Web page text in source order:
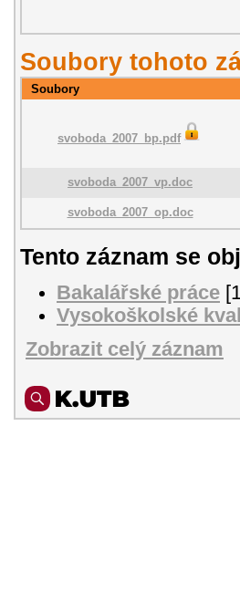
Soubory tohoto
Soubory
svoboda_2007_bp.pdf
svoboda_2007_vp.doc
svoboda_2007_op.doc
Tento záznam se
Bakalářské práce
Vysokoškolské
Zobrazit celý záznam